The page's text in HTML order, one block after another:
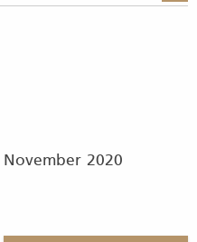
November 2020